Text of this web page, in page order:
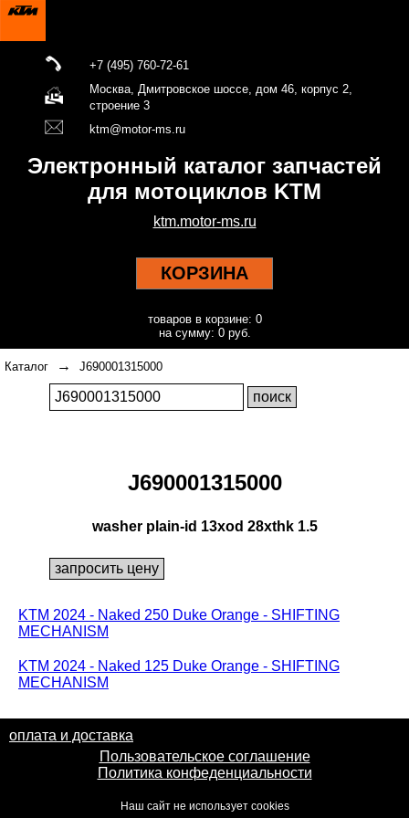
+7 (495) 760-72-61
Москва, Дмитровское шоссе, дом 46, корпус 2,
строение 3
ktm@motor-ms.ru
Электронный каталог запчастей
для мотоциклов KTM
ktm.motor-ms.ru
КОРЗИНА
товаров в корзине: 0
на сумму: 0 руб.
Каталог → J690001315000
J690001315000
washer plain-id 13xod 28xthk 1.5
KTM 2024 - Naked 250 Duke Orange - SHIFTING
MECHANISM
KTM 2024 - Naked 125 Duke Orange - SHIFTING
MECHANISM
оплата и доставка
Пользовательское соглашение
Политика конфеденциальности
Наш сайт не использует cookies